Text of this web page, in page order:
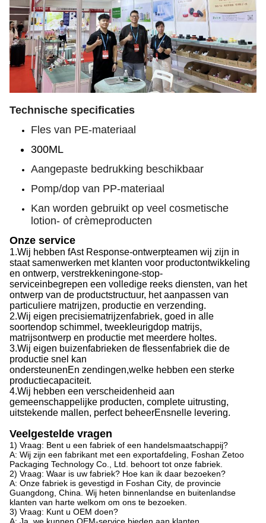
Technische specificaties
Fles van PE-materiaal
300ML
Aangepaste bedrukking beschikbaar
Pomp/dop van PP-materiaal
Kan worden gebruikt op veel cosmetische
lotion- of crèmeproducten
Onze service
1.Wij hebben fAst Response-ontwerpteamen wij zijn in
staat samenwerken met klanten voor productontwikkeling
en ontwerp, verstrekkeningone-stop-
serviceinbegrepen een volledige reeks diensten, van het
ontwerp van de productstructuur, het aanpassen van
particuliere matrijzen, productie en verzending.
2.Wij eigen precisiematrijzenfabriek, goed in alle
soortendop schimmel, tweekleurigdop matrijs,
matrijsontwerp en productie met meerdere holtes.
3.Wij eigen buizenfabrieken de flessenfabriek die de
productie snel kan
ondersteunenEn zendingen,welke hebben een sterke
productiecapaciteit.
4.Wij hebben een verscheidenheid aan
gemeenschappelijke producten, complete uitrusting,
uitstekende mallen, perfect beheerEnsnelle levering.
Veelgestelde vragen
1) Vraag: Bent u een fabriek of een handelsmaatschappij?
A: Wij zijn een fabrikant met een exportafdeling, Foshan Zetoo
Packaging Technology Co., Ltd. behoort tot onze fabriek.
2) Vraag: Waar is uw fabriek? Hoe kan ik daar bezoeken?
A: Onze fabriek is gevestigd in Foshan City, de provincie
Guangdong, China. Wij heten binnenlandse en buitenlandse
klanten van harte welkom om ons te bezoeken.
3) Vraag: Kunt u OEM doen?